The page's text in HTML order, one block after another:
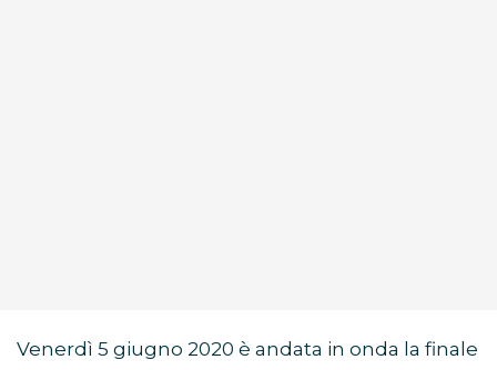
Venerdì 5 giugno 2020 è andata in onda la finale